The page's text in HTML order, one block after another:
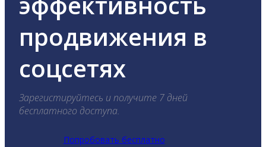
продвижения в
соцсетях
Зарегистируйтесь и получите 7 дней
бесплатного доступа.
Попробовать бесплатно